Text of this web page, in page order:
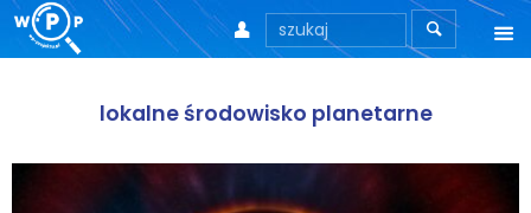

 
lokalne środowisko planetarne